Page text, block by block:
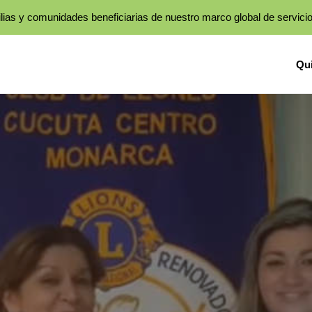
y comunidades beneficiarias de nuestro marco global de servicio